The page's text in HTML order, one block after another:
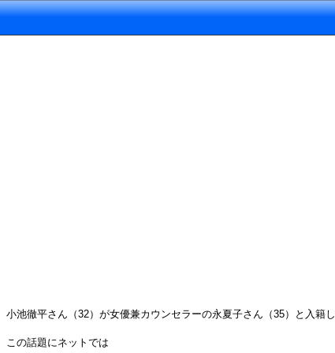
小池徹平さん（32）が女優兼カウンセラーの永夏子さん（35）と入籍
この話題にネットでは